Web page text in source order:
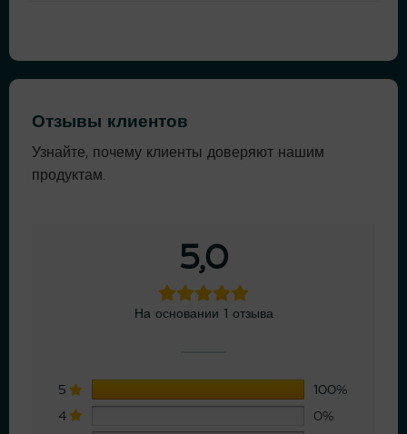
Отзывы клиентов
Узнайте, почему клиенты доверяют нашим
продуктам.
5,0
На основании 1 отзыва
5
100%
4
0%